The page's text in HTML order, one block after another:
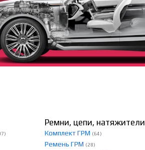
Ремни, цепи, натяжители
Комплект ГРМ (64)
Ремень ГРМ (28)